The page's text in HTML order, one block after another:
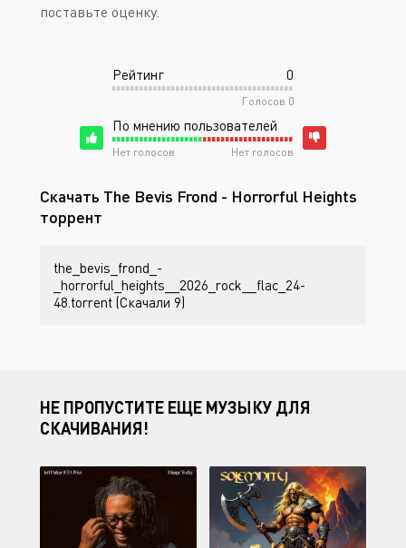
поставьте оценку.
Рейтинг 0
Голосов 0
По мнению пользователей
Нет голосов Нет голосов
Скачать The Bevis Frond - Horrorful Heights
торрент
the_bevis_frond_-
_horrorful_heights__2026_rock__flac_24-
48.torrent (Скачали 9)
НЕ ПРОПУСТИТЕ ЕЩЕ МУЗЫКУ ДЛЯ
СКАЧИВАНИЯ!